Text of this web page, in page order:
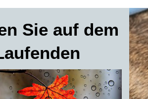
Sie auf dem